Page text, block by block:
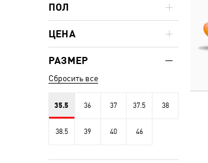
ПОЛ
ЦЕНА
РАЗМЕР
Сбросить все
35.5 36 37 37.5 38
38.5 39 40 46